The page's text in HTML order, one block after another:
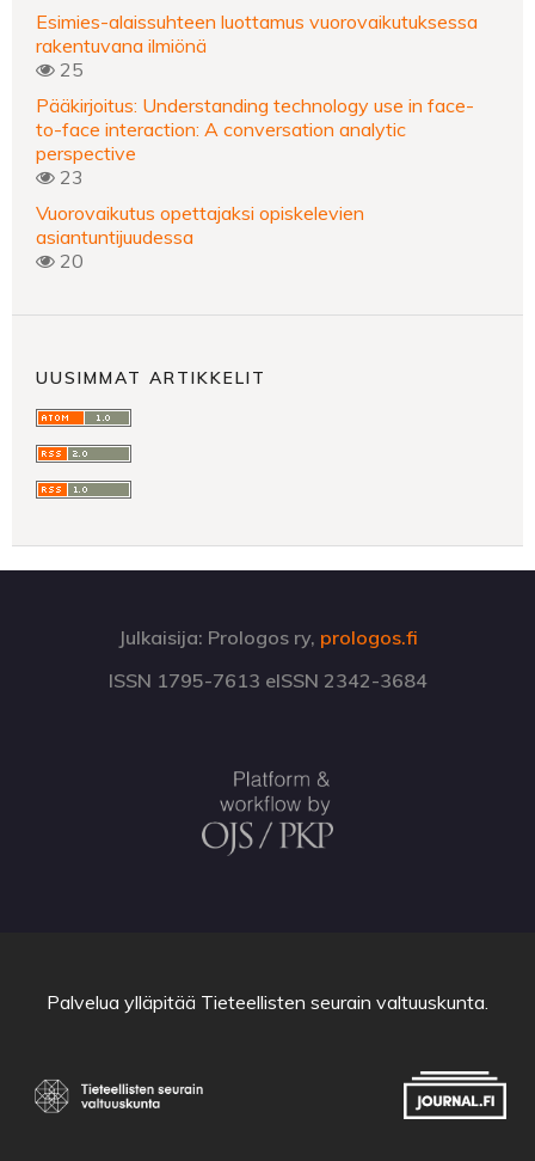
Esimies-alaissuhteen luottamus vuorovaikutuksessa
rakentuvana ilmiönä
25
Pääkirjoitus: Understanding technology use in face-
to-face interaction: A conversation analytic
perspective
23
Vuorovaikutus opettajaksi opiskelevien
asiantuntijuudessa
20
UUSIMMAT ARTIKKELIT
Julkaisija: Prologos ry, prologos.fi
ISSN 1795-7613 eISSN 2342-3684
Palvelua ylläpitää Tieteellisten seurain valtuuskunta.